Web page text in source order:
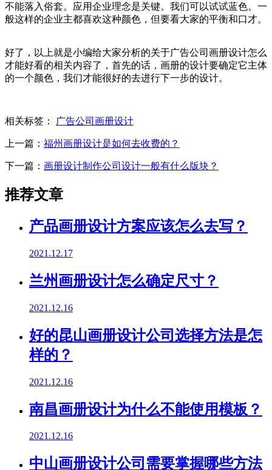
不能落入俗套。应用企业理念是关键。我们可以试试蓝色。一
般这样的企业主都喜欢这种颜色，但要看大家的平衡和口才。
好了，以上就是小编给大家分析的关于广告公司画册设计怎么
才能好看的相关内容了，首先的话，画册的设计要确定它主体
的一个颜色，我们才能很好的去进行下一步的设计。
相关标签： 广告公司画册设计
上一篇： 福州画册设计是如何去收费的？
下一篇： 画册设计制作公司设计一般有什么版块？
推荐文章
产品画册设计方案应该怎么去写？
2021.12.17
兰州画册设计怎么确定尺寸？
2021.12.16
好的昆山画册设计公司选择方法是怎
样的？
2021.12.16
南昌画册设计为什么不能使用模板？
2021.12.16
中山画册设计公司需要掌握哪些方法